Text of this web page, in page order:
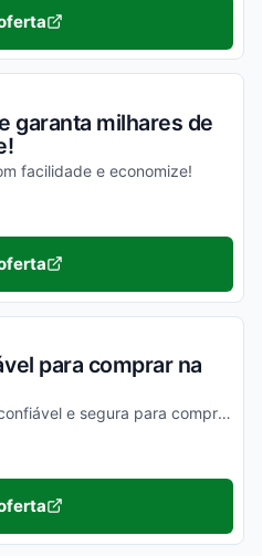
garanta milhares de
facilidade e economize!
para comprar na
A loja virtual Modare é boa, confiável e segura para compras online. Pesquise, confira os comentários e constate!